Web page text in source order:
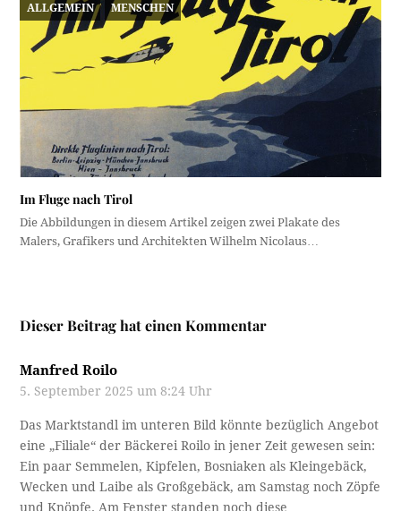
ALLGEMEIN MENSCHEN
Im Fluge nach Tirol
Die Abbildungen in diesem Artikel zeigen zwei Plakate des
Malers, Grafikers und Architekten Wilhelm Nicolaus…
Dieser Beitrag hat einen Kommentar
Manfred Roilo
5. September 2025 um 8:24 Uhr
Das Marktstandl im unteren Bild könnte bezüglich Angebot
eine „Filiale“ der Bäckerei Roilo in jener Zeit gewesen sein:
Ein paar Semmelen, Kipfelen, Bosniaken als Kleingebäck,
Wecken und Laibe als Großgebäck, am Samstag noch Zöpfe
und Knöpfe. Am Fenster standen noch diese